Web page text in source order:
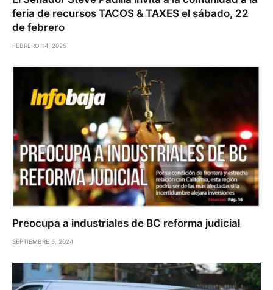
feria de recursos TACOS & TAXES el sábado, 22
de febrero
FEBRERO 14, 2025
Preocupa a industriales de BC reforma judicial
SEPTIEMBRE 5, 2024